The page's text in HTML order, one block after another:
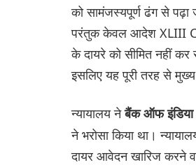
को सामंजस्यपूर्ण ढंग से पढ़ा
परंतुक केवल आदेश XLIII
के दायरे को सीमित नहीं
इसलिए यह पूरी तरह से
न्यायालय नेबैंक ऑफ इंडिया
ने भरोसा किया था।
दायर आवेदन खारिज करने